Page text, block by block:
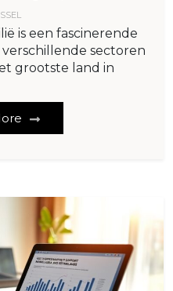
is een fascinerende
sectoren
grootste land in